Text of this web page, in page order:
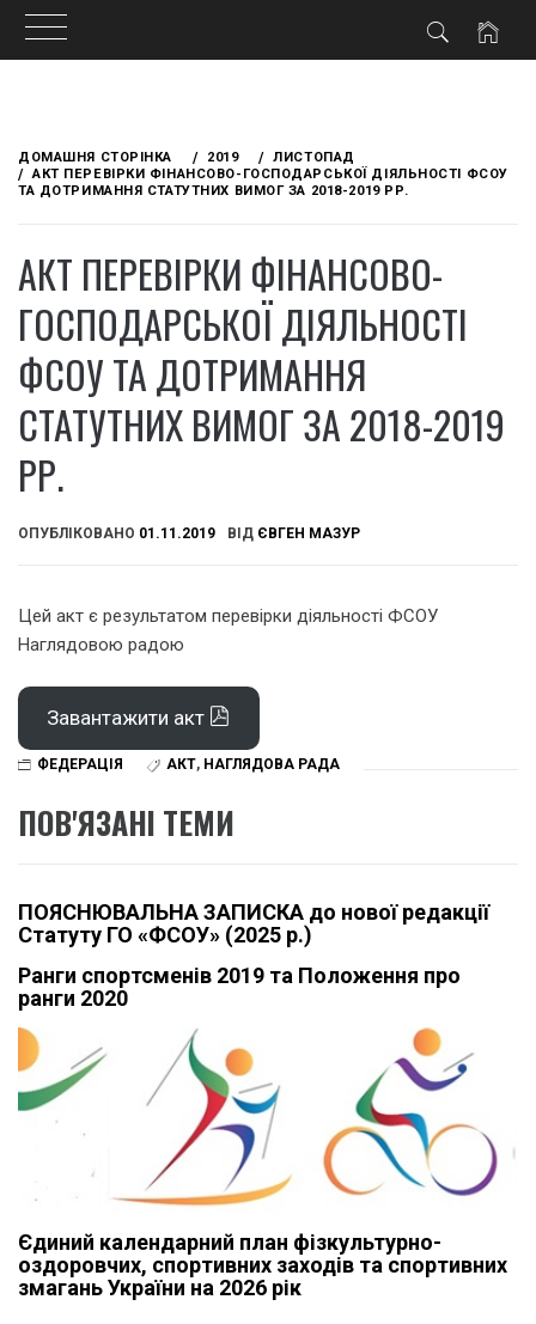
content
ДОМАШНЯ СТОРІНКА 2019
ЛИСТОПАД
АКТ ПЕРЕВІРКИ ФІНАНСОВО-ГОСПОДАРСЬКОЇ ДІЯЛЬНОСТІ ФСОУ
ТА ДОТРИМАННЯ СТАТУТНИХ ВИМОГ ЗА 2018-2019 РР.
АКТ ПЕРЕВІРКИ ФІНАНСОВО-
ГОСПОДАРСЬКОЇ ДІЯЛЬНОСТІ
ФСОУ ТА ДОТРИМАННЯ
СТАТУТНИХ ВИМОГ ЗА 2018-2019
РР.
ОПУБЛІКОВАНО 01.11.2019 ВІД ЄВГЕН МАЗУР
Цей акт є результатом перевірки діяльності ФСОУ
Наглядовою радою
Завантажити акт
ФЕДЕРАЦІЯ АКТ, НАГЛЯДОВА РАДА
ПОВ'ЯЗАНІ ТЕМИ
ПОЯСНЮВАЛЬНА ЗАПИСКА до нової редакції
Статуту ГО «ФСОУ» (2025 р.)
Ранги спортсменів 2019 та Положення про
ранги 2020
Єдиний календарний план фізкультурно-
оздоровчих, спортивних заходів та спортивних
змагань України на 2026 рік